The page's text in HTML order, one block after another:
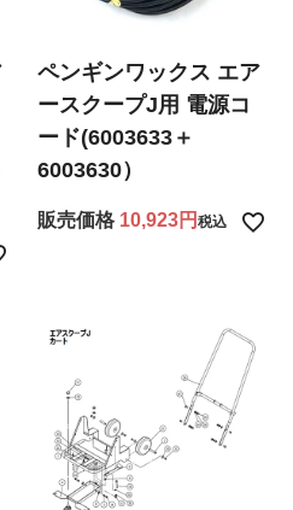
ペンギンワックス エア
ースクープJ用 電源コ
ード(6003633＋
6003630）
販売価格 10,923 税込